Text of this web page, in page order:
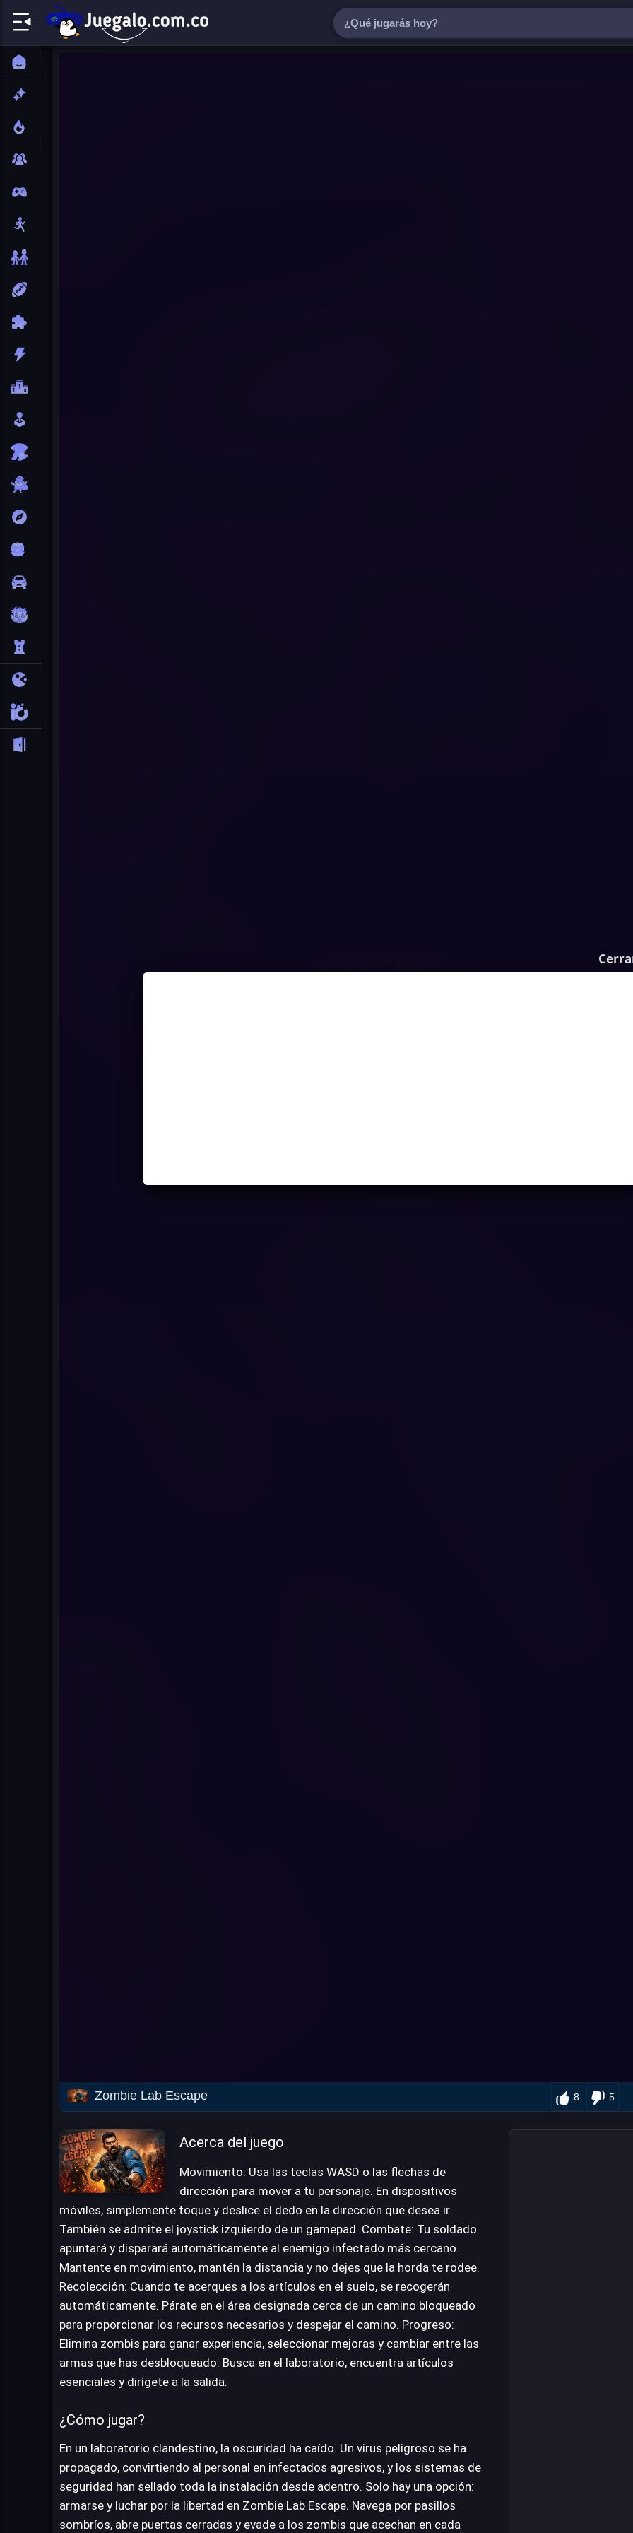
Zombie Lab Escape 8 5
Acerca del juego
Movimiento: Usa las teclas WASD o las flechas de
dirección para mover a tu personaje. En dispositivos
móviles, simplemente toque y deslice el dedo en la dirección que desea ir.
También se admite el joystick izquierdo de un gamepad. Combate: Tu soldado
apuntará y disparará automáticamente al enemigo infectado más cercano.
Mantente en movimiento, mantén la distancia y no dejes que la horda te rodee.
Recolección: Cuando te acerques a los artículos en el suelo, se recogerán
automáticamente. Párate en el área designada cerca de un camino bloqueado
para proporcionar los recursos necesarios y despejar el camino. Progreso:
Elimina zombis para ganar experiencia, seleccionar mejoras y cambiar entre las
armas que has desbloqueado. Busca en el laboratorio, encuentra artículos
esenciales y dirígete a la salida.
¿Cómo jugar?
En un laboratorio clandestino, la oscuridad ha caído. Un virus peligroso se ha
propagado, convirtiendo al personal en infectados agresivos, y los sistemas de
seguridad han sellado toda la instalación desde adentro. Solo hay una opción:
armarse y luchar por la libertad en Zombie Lab Escape. Navega por pasillos
sombríos, abre puertas cerradas y evade a los zombis que acechan en cada